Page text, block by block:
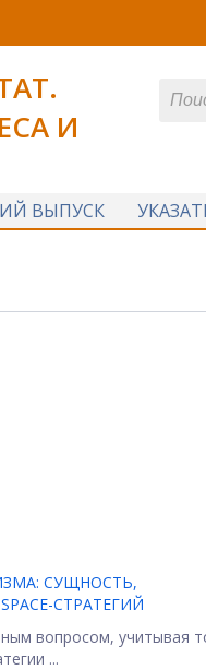
И
ВЫПУСК
СУЩНОСТЬ,
СТРАТЕГИЙ
вопросом, учитывая
...